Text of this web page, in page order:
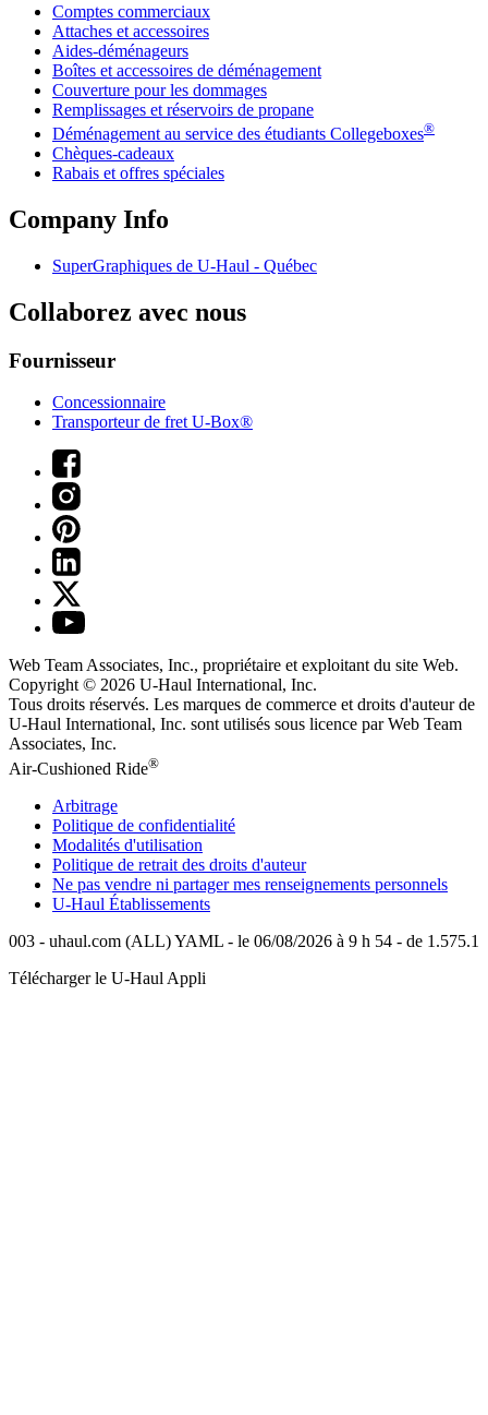
Comptes commerciaux
Attaches et accessoires
Aides-déménageurs
Boîtes et accessoires de déménagement
Couverture pour les dommages
Remplissages et réservoirs de propane
Déménagement au service des étudiants Collegeboxes®
Chèques-cadeaux
Rabais et offres spéciales
Company Info
SuperGraphiques de U-Haul - Québec
Collaborez avec nous
Fournisseur
Concessionnaire
Transporteur de fret U-Box®
Web Team Associates, Inc., propriétaire et exploitant du site Web.
Copyright © 2026 U-Haul International, Inc.
Tous droits réservés. Les marques de commerce et droits d'auteur de
U-Haul International, Inc. sont utilisés sous licence par Web Team
Associates, Inc.
Air-Cushioned Ride®
Arbitrage
Politique de confidentialité
Modalités d'utilisation
Politique de retrait des droits d'auteur
Ne pas vendre ni partager mes renseignements personnels
U-Haul Établissements
003 - uhaul.com (ALL) YAML - le 06/08/2026 à 9 h 54 - de 1.575.1
Télécharger le U-Haul Appli